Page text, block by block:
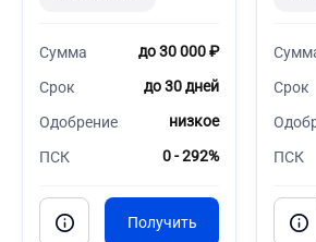
Сумма до 30 000 ₽
Срок до 30 дней
Одобрение низкое
ПСК 0 - 292%
Срок
ПСК